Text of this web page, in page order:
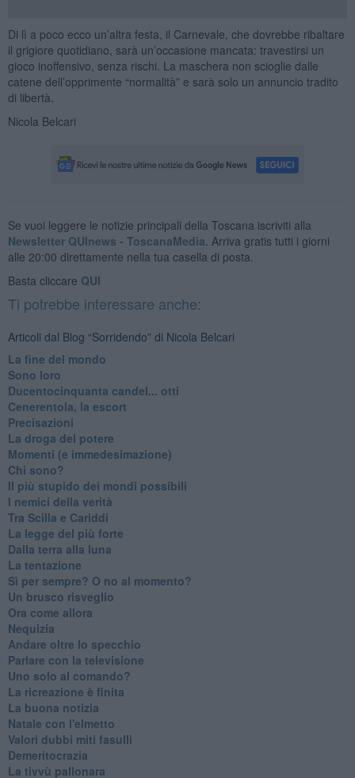
Di lì a poco ecco un’altra festa, il Carnevale, che dovrebbe ribaltare
il grigiore quotidiano, sarà un’occasione mancata: travestirsi un
gioco inoffensivo, senza rischi. La maschera non scioglie dalle
catene dell’opprimente “normalità” e sarà solo un annuncio tradito
di libertà.
Nicola Belcari
Se vuoi leggere le notizie principali della Toscana iscriviti alla
Newsletter QUInews - ToscanaMedia. Arriva gratis tutti i giorni
alle 20:00 direttamente nella tua casella di posta.
Basta cliccare QUI
Ti potrebbe interessare anche:
Articoli dal Blog “Sorridendo” di Nicola Belcari
La fine del mondo
Sono loro
Ducentocinquanta candel... otti
Cenerentola, la escort
Precisazioni
La droga del potere
Momenti (e immedesimazione)
Chi sono?
Il più stupido dei mondi possibili
I nemici della verità
Tra Scilla e Cariddi
La legge del più forte
Dalla terra alla luna
La tentazione
​Sì per sempre? O no al momento?
Un brusco risveglio
Ora come allora
Nequizia
Andare oltre lo specchio
Parlare con la televisione
Uno solo al comando?
La ricreazione è finita
La buona notizia
Natale con l'elmetto
Valori dubbi miti fasulli
Demeritocrazia
La tivvù pallonara